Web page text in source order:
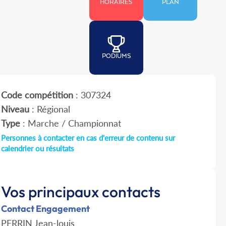
HORAIRES PLAN
PODIUMS
Code compétition: 307324
Niveau: Régional
Type: Marche / Championnat
Personnes à contacter en cas d'erreur de contenu sur
calendrier ou résultats
Vos principaux contacts
Contact Engagement
PERRIN Jean-louis